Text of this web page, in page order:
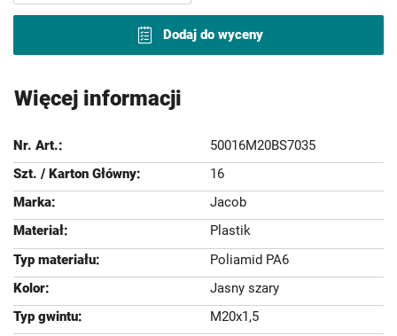
Dodaj do wyceny
Więcej informacji
50016M20BS7035
16
Jacob
Plastik
Poliamid PA6
Jasny szary
M20x1,5